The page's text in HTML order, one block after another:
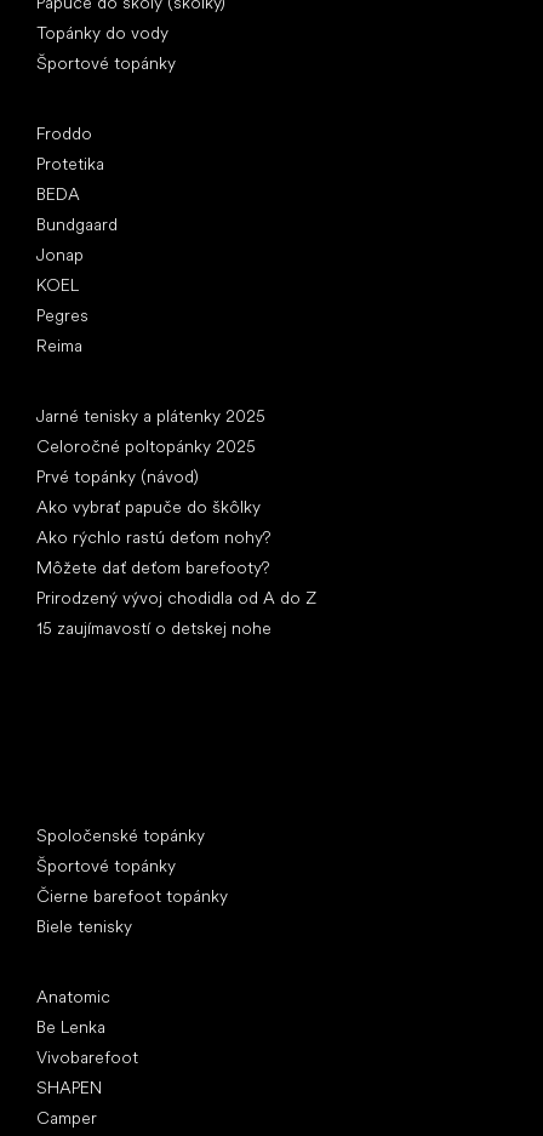
Topánky do vody
Športové topánky
Froddo
Protetika
BEDA
Bundgaard
Jonap
KOEL
Pegres
Reima
Jarné tenisky a plátenky 2025
Celoročné poltopánky 2025
Prvé topánky (návod)
Ako vybrať papuče do škôlky
Ako rýchlo rastú deťom nohy?
Môžete dať deťom barefooty?
Prirodzený vývoj chodidla od A do Z
15 zaujímavostí o detskej nohe
Spoločenské topánky
Športové topánky
Čierne barefoot topánky
Biele tenisky
Anatomic
Be Lenka
Vivobarefoot
SHAPEN
Camper